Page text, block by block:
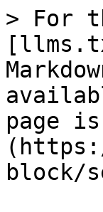
> For
page
block/